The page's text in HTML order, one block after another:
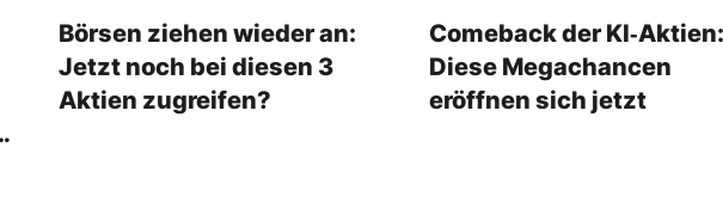
Börsen ziehen wieder an:
Jetzt noch bei diesen 3
Aktien zugreifen?
Comeback der KI‑Aktien:
Diese Megachancen
eröffnen sich jetzt